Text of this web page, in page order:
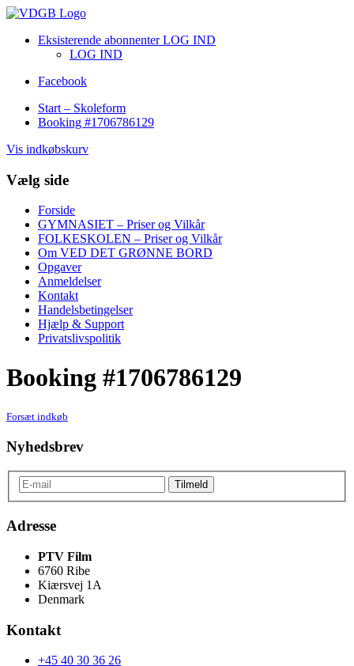
Eksisterende abonnenter LOG IND
LOG IND
Facebook
Start – Skoleform
Booking #1706786129
Vis indkøbskurv
Vælg side
Forside
GYMNASIET – Priser og Vilkår
FOLKESKOLEN – Priser og Vilkår
Om VED DET GRØNNE BORD
Opgaver
Anmeldelser
Kontakt
Handelsbetingelser
Hjælp & Support
Privatslivspolitik
Booking #1706786129
Forsæt indkøb
Nyhedsbrev
Adresse
PTV Film
6760 Ribe
Kiærsvej 1A
Denmark
Kontakt
+45 40 30 36 26